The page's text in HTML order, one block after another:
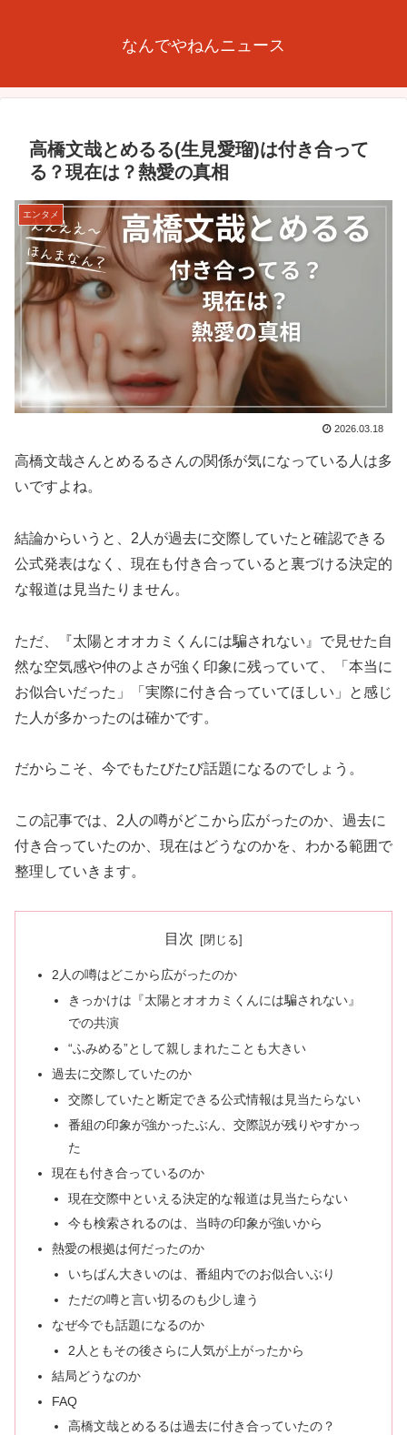
なんでやねんニュース
高橋文哉とめるる(生見愛瑠)は付き合って
る？現在は？熱愛の真相
エンタメ
2026.03.18
高橋文哉さんとめるるさんの関係が気になっている人は多
いですよね。
結論からいうと、2人が過去に交際していたと確認できる
公式発表はなく、現在も付き合っていると裏づける決定的
な報道は見当たりません。
ただ、『太陽とオオカミくんには騙されない』で見せた自
然な空気感や仲のよさが強く印象に残っていて、「本当に
お似合いだった」「実際に付き合っていてほしい」と感じ
た人が多かったのは確かです。
だからこそ、今でもたびたび話題になるのでしょう。
この記事では、2人の噂がどこから広がったのか、過去に
付き合っていたのか、現在はどうなのかを、わかる範囲で
整理していきます。
目次
2人の噂はどこから広がったのか
きっかけは『太陽とオオカミくんには騙されない』
での共演
“ふみめる”として親しまれたことも大きい
過去に交際していたのか
交際していたと断定できる公式情報は見当たらない
番組の印象が強かったぶん、交際説が残りやすかっ
た
現在も付き合っているのか
現在交際中といえる決定的な報道は見当たらない
今も検索されるのは、当時の印象が強いから
熱愛の根拠は何だったのか
いちばん大きいのは、番組内でのお似合いぶり
ただの噂と言い切るのも少し違う
なぜ今でも話題になるのか
2人ともその後さらに人気が上がったから
結局どうなのか
FAQ
高橋文哉とめるるは過去に付き合っていたの？